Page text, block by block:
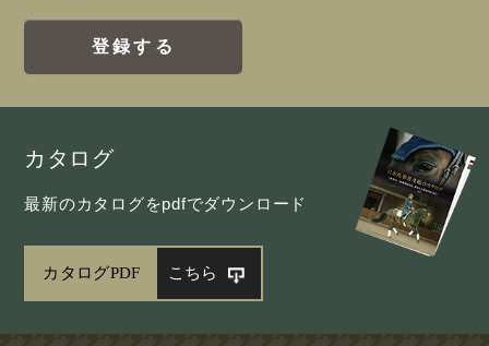
登録する
カタログ
最新のカタログをpdfでダウンロード
カタログPDF こちら